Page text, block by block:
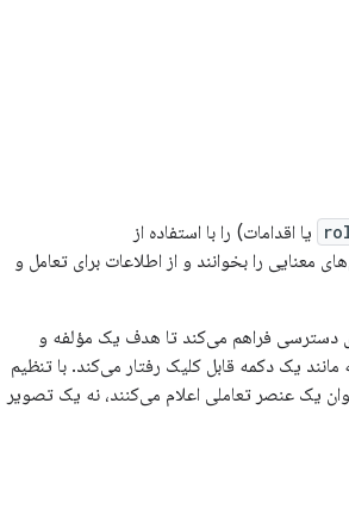
یا اقدامات) را با استفاده از
را بخوانند و از اطلاعات برای تعامل و
دسترسی فراهم می‌کند تا هدف یک مؤلفه و
مانند یک دکمه قابل کلیک رفتار می‌کند. با تنظیم
یک عنصر تعاملی اعلام می‌کنند، نه یک تصویر